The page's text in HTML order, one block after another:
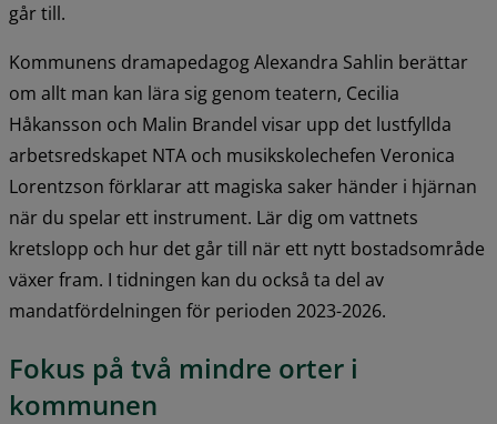
går till.
Kommunens dramapedagog Alexandra Sahlin berättar
om allt man kan lära sig genom teatern, Cecilia
Håkansson och Malin Brandel visar upp det lustfyllda
arbetsredskapet NTA och musikskolechefen Veronica
Lorentzson förklarar att magiska saker händer i hjärnan
när du spelar ett instrument. Lär dig om vattnets
kretslopp och hur det går till när ett nytt bostadsområde
växer fram. I tidningen kan du också ta del av
mandatfördelningen för perioden 2023-2026.
Fokus på två mindre orter i
kommunen